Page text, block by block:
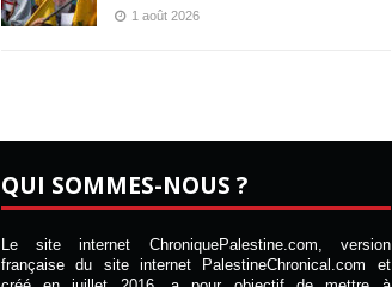
1 août 2026
QUI SOMMES-NOUS ?
Le site internet ChroniquePalestine.com, version
française du site internet PalestineChronical.com et